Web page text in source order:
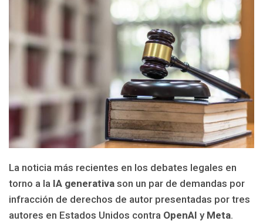
La noticia más recientes en los debates legales en
torno a la IA generativa son un par de demandas por
infracción de derechos de autor presentadas por tres
autores en Estados Unidos contra OpenAI y Meta.